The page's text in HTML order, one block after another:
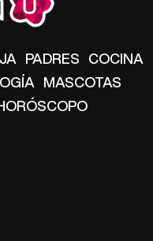
PADRES COCINA
MASCOTAS